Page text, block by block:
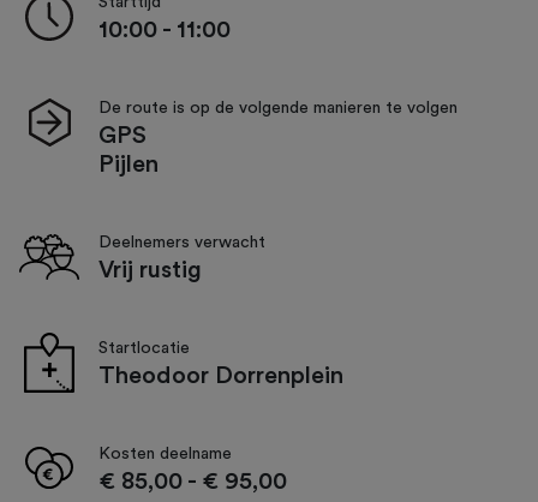
10:00 - 11:00
De route is op de volgende manieren te volgen
GPS
Pijlen
Deelnemers verwacht
Vrij rustig
Startlocatie
Theodoor Dorrenplein
Kosten deelname
€ 85,00 - € 95,00